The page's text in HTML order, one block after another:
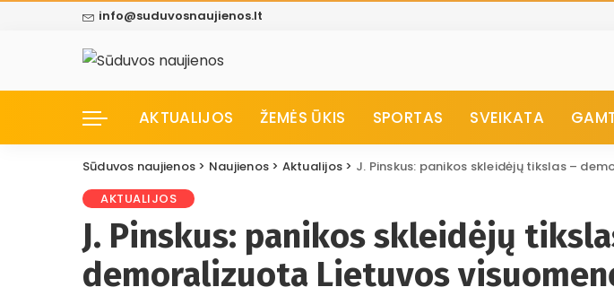
info@suduvosnaujienos.lt
AKTUALIJOS ŽEMĖS ŪKIS SPORTAS SVEIKATA
Sūduvos naujienos > Naujienos > Aktualijos > J. Pinskus: panikos skleidėjų tikslas –
AKTUALIJOS
J. Pinskus: panikos skleidėjų
demoralizuota Lietuvos